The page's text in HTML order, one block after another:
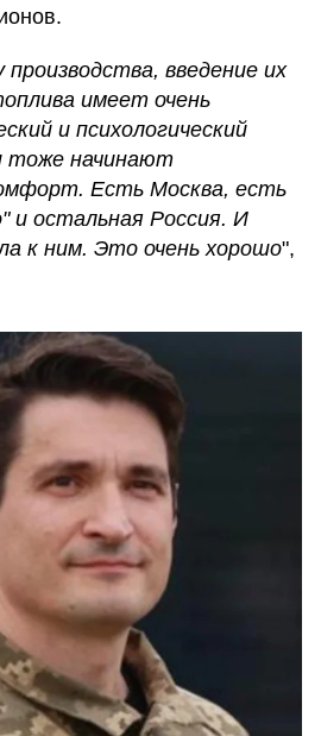
введение их
имеет очень
и психологический
тоже начинают
Есть Москва, есть
и остальная Россия. И
к ним. Это очень хорошо",